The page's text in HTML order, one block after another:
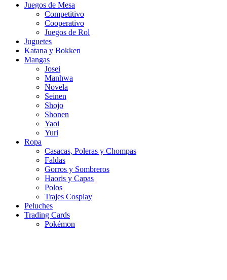
Juegos de Mesa
Competitivo
Cooperativo
Juegos de Rol
Juguetes
Katana y Bokken
Mangas
Josei
Manhwa
Novela
Seinen
Shojo
Shonen
Yaoi
Yuri
Ropa
Casacas, Poleras y Chompas
Faldas
Gorros y Sombreros
Haoris y Capas
Polos
Trajes Cosplay
Peluches
Trading Cards
Pokémon